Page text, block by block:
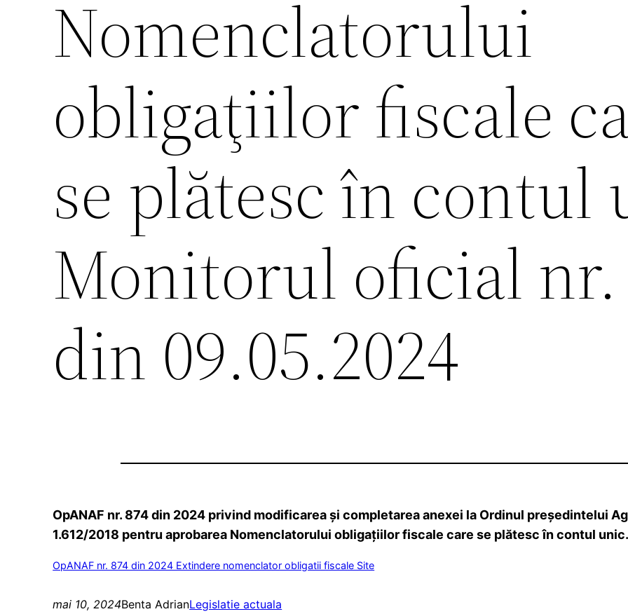
Nomenclatorului
obligaţiilor fiscale
se plătesc în contul
Monitorul oficial nr.
din 09.05.2024
OpANAF nr. 874 din 2024 privind modificarea şi completarea anexei la Ordinul preşedintelui
1.612/2018 pentru aprobarea Nomenclatorului obligaţiilor fiscale care se plătesc în contul
OpANAF nr. 874 din 2024 Extindere nomenclator obligatii fiscale Site
mai 10, 2024Benta AdrianLegislatie actuala